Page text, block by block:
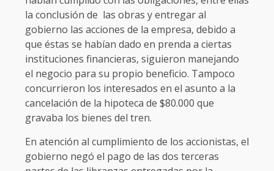
la conclusión de las obras y entregar al
gobierno las acciones de la empresa, debido a
que éstas se habían dado en prenda a ciertas
instituciones financieras, siguieron manejando
el negocio para su propio beneficio. Tampoco
concurrieron los interesados en el asunto a la
cancelación de la hipoteca de $80.000 que
gravaba los bienes del tren.
En atención al cumplimiento de los accionistas, el
gobierno negó el pago de las dos terceras